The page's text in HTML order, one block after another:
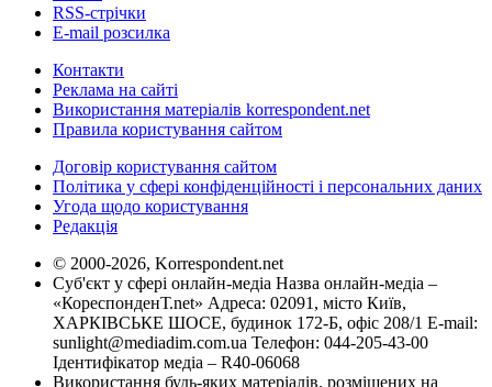
RSS-стрічки
E-mail розсилка
Контакти
Реклама на сайті
Використання матеріалів korrespondent.net
Правила користування сайтом
Договір користування сайтом
Політика у сфері конфіденційності і персональних даних
Угода щодо користування
Редакція
© 2000-2026, Korrespondent.net
Суб'єкт у сфері онлайн-медіа Назва онлайн-медіа –
«КореспонденТ.net» Адреса: 02091, місто Київ,
ХАРКІВСЬКЕ ШОСЕ, будинок 172-Б, офіс 208/1 E-mail:
sunlight@mediadim.com.ua Телефон: 044-205-43-00
Ідентифікатор медіа – R40-06068
Використання будь-яких матеріалів, розміщених на